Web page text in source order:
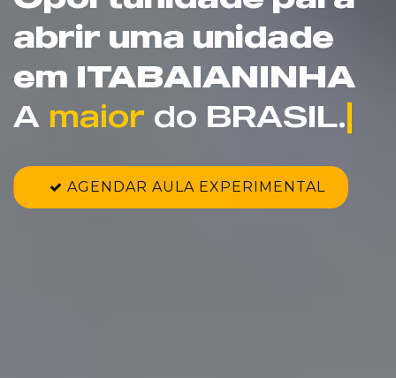
abrir uma unidade
em ITABAIANINHA
A maior do BRASI|
AGENDAR AULA EXPERIMENTAL